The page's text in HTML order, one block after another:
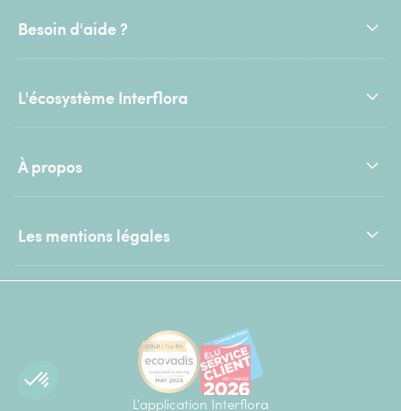
Besoin d'aide ?
L'écosystème Interflora
À propos
Les mentions légales
L'application Interflora